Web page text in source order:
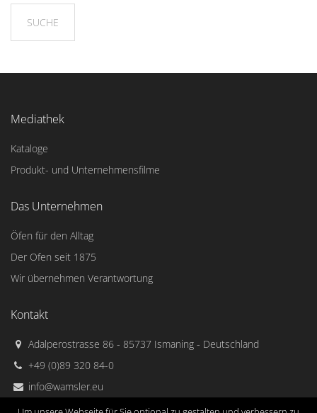
Mediathek
Kataloge
Produkt- und Unternehmensfilme
Das Unternehmen
Öfen für den Alltag
Der Ofen seit 1875
Wir übernehmen Verantwortung
Kontakt
Adalperostrasse 86 - 85737 Ismaning - Deutschland
+49 (0)89 320 84-0
info@wamsler.eu